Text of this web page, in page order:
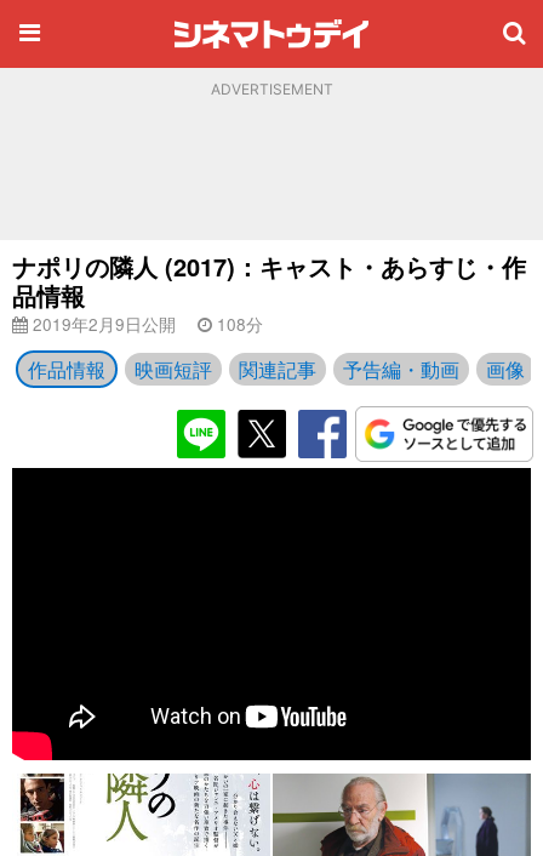
ADVERTISEMENT
ナポリの隣人 (2017)：キャスト・あらすじ・作
品情報
2019年2月9日公開 108分
作品情報 映画短評 関連記事 予告編・動画 画像